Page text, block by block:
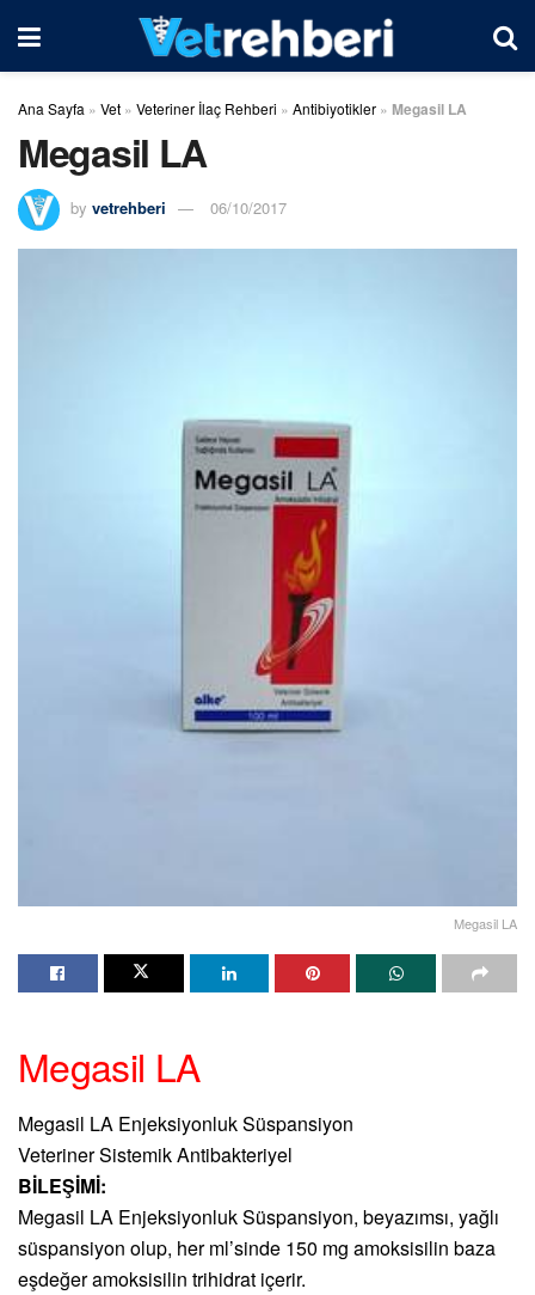
Ana Sayfa » Vet » Veteriner İlaç Rehberi » Antibiyotikler » Megasil LA
Megasil LA
by vetrehberi 06/10/2017
Megasil LA
Megasil LA
Megasil LA Enjeksiyonluk Süspansiyon
Veteriner Sistemik Antibakteriyel
BİLEŞİMİ:
Megasil LA Enjeksiyonluk Süspansiyon, beyazımsı, yağlı
süspansiyon olup, her ml’sinde 150 mg amoksisilin baza
eşdeğer amoksisilin trihidrat içerir.